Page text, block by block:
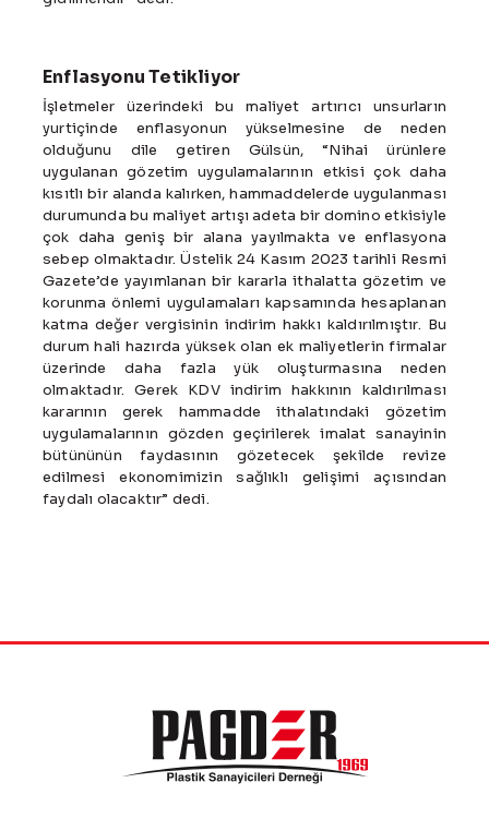
Enflasyonu Tetikliyor
İşletmeler üzerindeki bu maliyet artırıcı unsurların
yurtiçinde enflasyonun yükselmesine de neden
olduğunu dile getiren Gülsün, “Nihai ürünlere
uygulanan gözetim uygulamalarının etkisi çok daha
kısıtlı bir alanda kalırken, hammaddelerde uygulanması
durumunda bu maliyet artışı adeta bir domino etkisiyle
çok daha geniş bir alana yayılmakta ve enflasyona
sebep olmaktadır. Üstelik 24 Kasım 2023 tarihli Resmi
Gazete’de yayımlanan bir kararla ithalatta gözetim ve
korunma önlemi uygulamaları kapsamında hesaplanan
katma değer vergisinin indirim hakkı kaldırılmıştır. Bu
durum hali hazırda yüksek olan ek maliyetlerin firmalar
üzerinde daha fazla yük oluşturmasına neden
olmaktadır. Gerek KDV indirim hakkının kaldırılması
kararının gerek hammadde ithalatındaki gözetim
uygulamalarının gözden geçirilerek imalat sanayinin
bütününün faydasının gözetecek şekilde revize
edilmesi ekonomimizin sağlıklı gelişimi açısından
faydalı olacaktır” dedi.